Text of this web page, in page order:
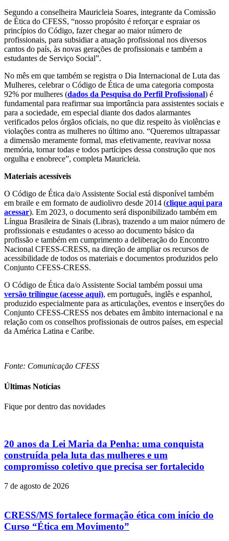
Segundo a conselheira Mauricleia Soares, integrante da Comissão
de Ética do CFESS, “nosso propósito é reforçar e espraiar os
princípios do Código, fazer chegar ao maior número de
profissionais, para subsidiar a atuação profissional nos diversos
cantos do país, às novas gerações de profissionais e também a
estudantes de Serviço Social”.
No mês em que também se registra o Dia Internacional de Luta das
Mulheres, celebrar o Código de Ética de uma categoria composta
92% por mulheres (dados da Pesquisa do Perfil Profissional) é
fundamental para reafirmar sua importância para assistentes sociais e
para a sociedade, em especial diante dos dados alarmantes
verificados pelos órgãos oficiais, no que diz respeito às violências e
violações contra as mulheres no último ano. “Queremos ultrapassar
a dimensão meramente formal, mas efetivamente, reavivar nossa
memória, tornar todas e todos partícipes dessa construção que nos
orgulha e enobrece”, completa Mauricleia.
Materiais acessíveis
O Código de Ética da/o Assistente Social está disponível também
em braile e em formato de audiolivro desde 2014 (clique aqui para
acessar). Em 2023, o documento será disponibilizado também em
Língua Brasileira de Sinais (Libras), trazendo a um maior número de
profissionais e estudantes o acesso ao documento básico da
profissão e também em cumprimento a deliberação do Encontro
Nacional CFESS-CRESS, na direção de ampliar os recursos de
acessibilidade de todos os materiais e documentos produzidos pelo
Conjunto CFESS-CRESS.
O Código de Ética da/o Assistente Social também possui uma
versão trilíngue (acesse aqui), em português, inglês e espanhol,
produzido especialmente para as articulações, eventos e inserções do
Conjunto CFESS-CRESS nos debates em âmbito internacional e na
relação com os conselhos profissionais de outros países, em especial
da América Latina e Caribe.
Fonte: Comunicação CFESS
Últimas Notícias
Fique por dentro das novidades
20 anos da Lei Maria da Penha: uma conquista
construída pela luta das mulheres e um
compromisso coletivo que precisa ser fortalecido
7 de agosto de 2026
CRESS/MS fortalece formação ética com início do
Curso “Ética em Movimento”